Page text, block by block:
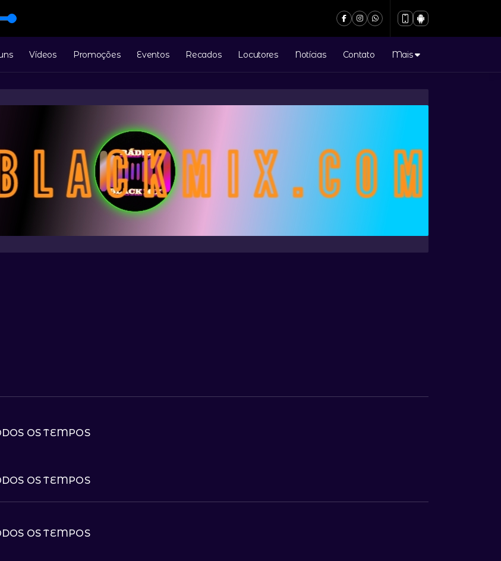
Vídeos Promoções Eventos Recados Locutores Notícias Contato Mais
OS TEMPOS
OS TEMPOS
OS TEMPOS